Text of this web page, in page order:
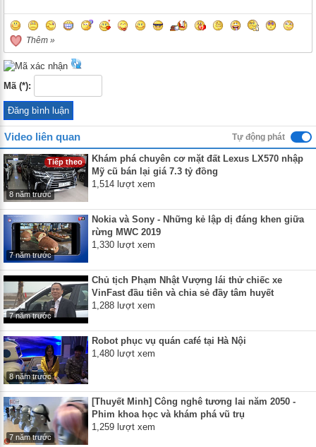
Thêm »
Mã (*):
Video liên quan Tự động phát
Tiếp theo
8 năm trước
Khám phá chuyên cơ mặt đất Lexus LX570 nhập
Mỹ cũ bán lại giá 7.3 tỷ đồng
1,514 lượt xem
7 năm trước
Nokia và Sony - Những kẻ lập dị đáng khen giữa
rừng MWC 2019
1,330 lượt xem
7 năm trước
Chủ tịch Phạm Nhật Vượng lái thử chiếc xe
VinFast đầu tiên và chia sẻ đầy tâm huyết
1,288 lượt xem
8 năm trước
Robot phục vụ quán café tại Hà Nội
1,480 lượt xem
7 năm trước
[Thuyết Minh] Công nghê tương lai năm 2050 -
Phim khoa học và khám phá vũ trụ
1,259 lượt xem